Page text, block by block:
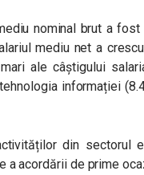
nominal brut a
mediu net a
ale câștigului
informației
din sectorul
a acordării de prime